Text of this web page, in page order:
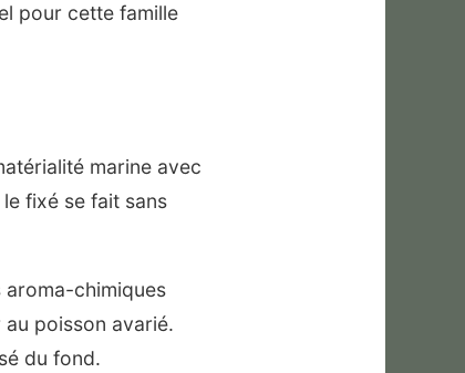
pour cette famille
marine avec
fixé se fait sans
aroma-chimiques
poisson avarié.
du fond.